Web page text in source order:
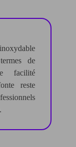
de
facilité
reste